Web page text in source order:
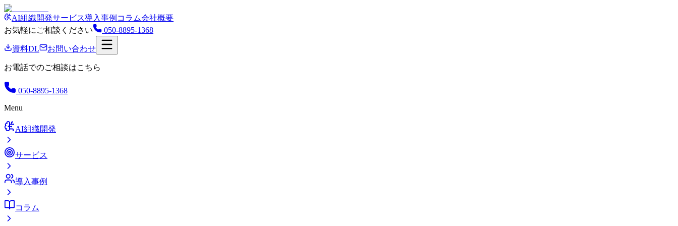
AI組織開発サービス導入事例 コラム会社概要
お気軽にご相談ください
050-8895-1368
資料DL お問い合わせ
お電話でのご相談はこちら
050-8895-1368
Menu
AI組織開発
サービス
導入事例
コラム